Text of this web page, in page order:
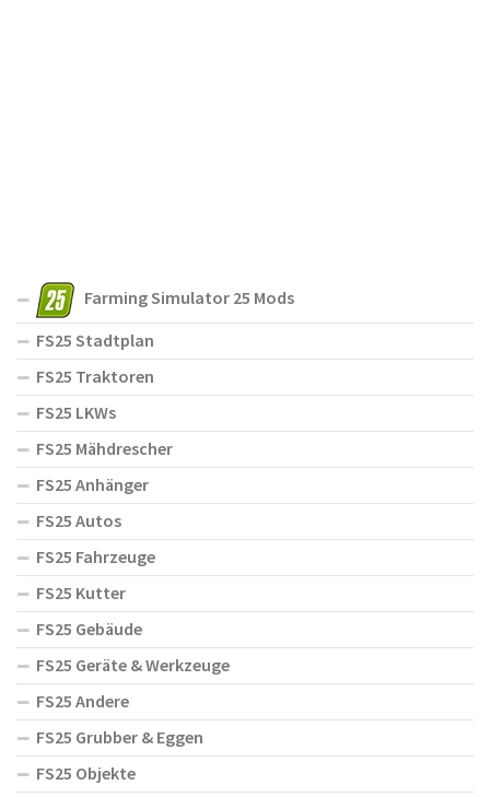
Farming Simulator 25 Mods
FS25 Stadtplan
FS25 Traktoren
FS25 LKWs
FS25 Mähdrescher
FS25 Anhänger
FS25 Autos
FS25 Fahrzeuge
FS25 Kutter
FS25 Gebäude
FS25 Geräte & Werkzeuge
FS25 Andere
FS25 Grubber & Eggen
FS25 Objekte